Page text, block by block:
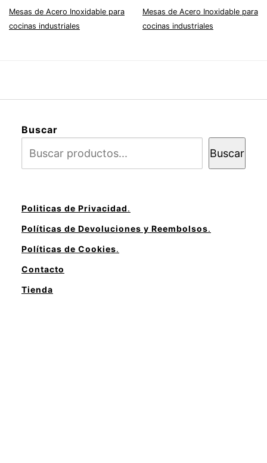
Mesas de Acero Inoxidable para
cocinas industriales
Mesas de Acero Inoxidable para
cocinas industriales
Buscar
Buscar
Politicas de Privacidad.
Políticas de Devoluciones y Reembolsos.
Políticas de Cookies.
Contacto
Tienda